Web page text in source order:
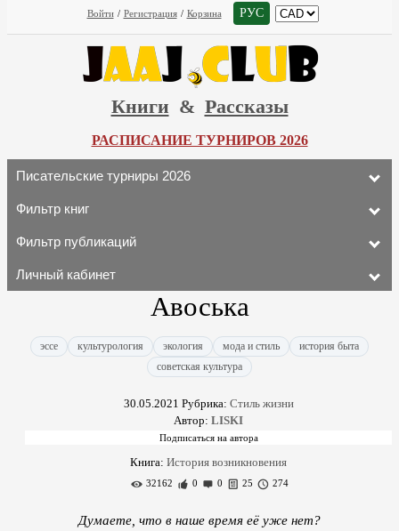
Войти / Регистрация / Корзина РУС
Книги & Рассказы
РАСПИСАНИЕ ТУРНИРОВ 2026
Писательские турниры 2026
Фильтр книг
Фильтр публикаций
Личный кабинет
Авоська
эссе культурология экология мода и стиль
история быта
советская культура
30.05.2021 Рубрика: Стиль жизни
Автор: LISKI
Книга: История возникновения
32162 0 0 25 274
Думаете, что в наше время её уже нет?